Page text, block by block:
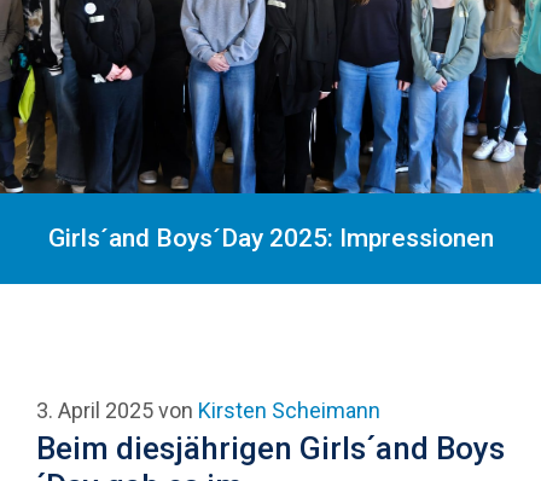
Girls´and Boys´Day 2025: Impressionen
3. April 2025von Kirsten Scheimann
Beim diesjährigen Girls´and Boys